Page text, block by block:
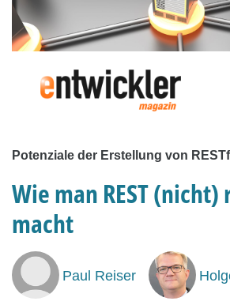
Potenziale der Erstellung von
Wie man REST
macht
Paul Reiser